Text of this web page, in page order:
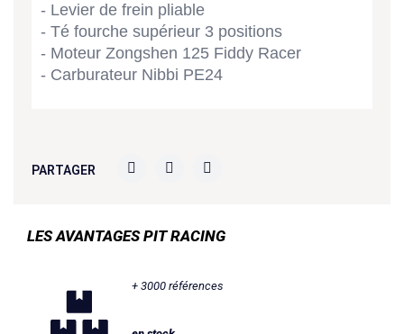
- Levier de frein pliable
- Té fourche supérieur 3 positions
- Moteur Zongshen 125 Fiddy Racer
- Carburateur Nibbi PE24
PARTAGER
LES AVANTAGES PIT RACING
+ 3000 références